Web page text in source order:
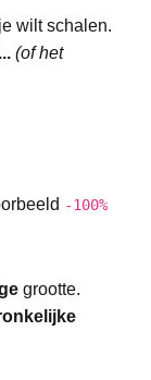
wilt schalen.
(of het
-100%
grootte.